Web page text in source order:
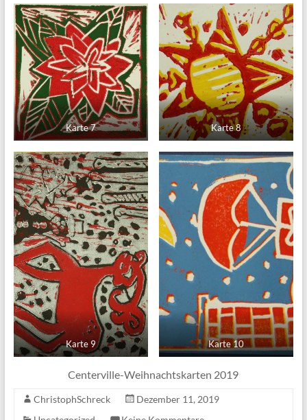
Karte 7 Karte 8
Karte 9 Karte 10
Centerville-Weihnachtskarten 2019
ChristophSchreck
Dezember 11, 2019